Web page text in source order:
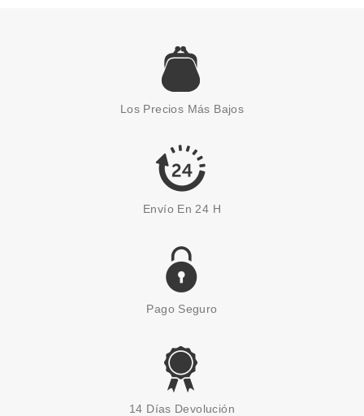
Los Precios Más Bajos
Envío En 24 H
Pago Seguro
14 Días Devolución